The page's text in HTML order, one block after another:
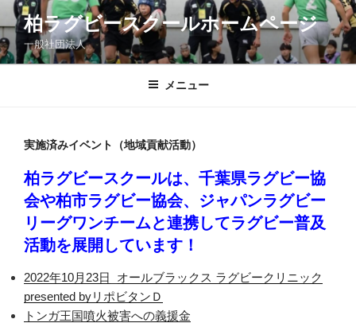
ン
テ
ン
柏ラグビースクールホームページ
一般社団法人
メニュー
実施済みイベント（地域貢献活動）
柏ラグビースクールは、千葉県ラグビー協
会や柏市ラグビー協会、ジャパンラグビー
リーグワンチームと連携してラグビー普及
活動を展開しています！
2022年10月23日_オールブラックス ラグビークリニック
presented byリポビタンＤ
トンガ王国噴火被害への義援金